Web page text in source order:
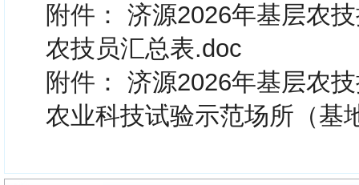
附件：
济源2026年基层农
农技员汇总表.doc
附件：
济源2026年基层农
农业科技试验示范场所（基